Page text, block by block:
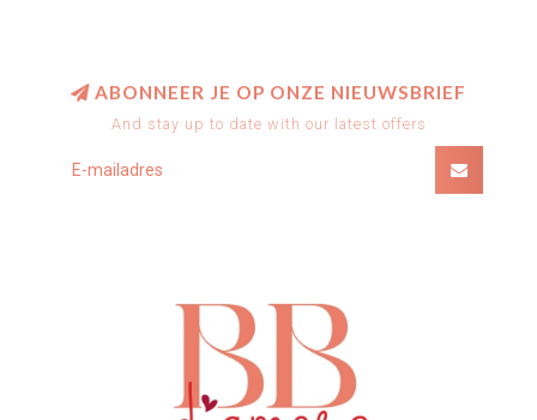
ABONNEER JE OP ONZE NIEUWSBRIEF
And stay up to date with our latest offers